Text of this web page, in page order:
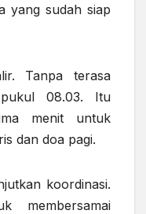
yang sudah siap
Tanpa terasa
08.03. Itu
menit untuk
dan doa pagi.
koordinasi.
membersamai